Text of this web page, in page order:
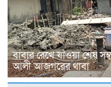
বাবার রেখে যাওয়া শেষ
আলী আজগরের থাবা